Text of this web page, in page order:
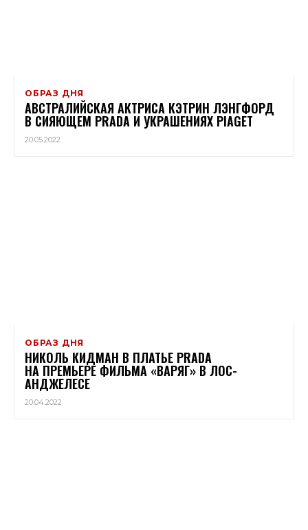
ОБРАЗ ДНЯ
АВСТРАЛИЙСКАЯ АКТРИСА КЭТРИН ЛЭНГФОРД
В СИЯЮЩЕМ PRADA И УКРАШЕНИЯХ PIAGET
20.05.2022
ОБРАЗ ДНЯ
НИКОЛЬ КИДМАН В ПЛАТЬЕ PRADA
НА ПРЕМЬЕРЕ ФИЛЬМА «ВАРЯГ» В ЛОС-
АНДЖЕЛЕСЕ
20.04.2022